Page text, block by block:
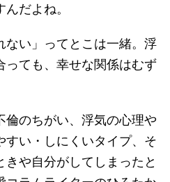
だよね。
ない」ってとこは一緒。浮
っても、幸せな関係はむず
倫のちがい、浮気の心理や
すい・しにくいタイプ、そ
きや自分がしてしまったと